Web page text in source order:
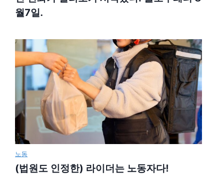
월7일.
노동
(법원도 인정한) 라이더는 노동자다!